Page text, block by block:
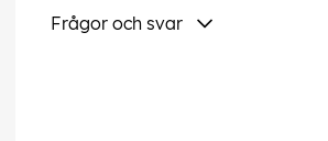
Frågor och svar